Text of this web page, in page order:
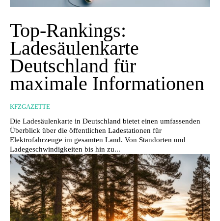
Top-Rankings:
Ladesäulenkarte
Deutschland für
maximale Informationen
KFZGAZETTE
Die Ladesäulenkarte in Deutschland bietet einen umfassenden
Überblick über die öffentlichen Ladestationen für
Elektrofahrzeuge im gesamten Land. Von Standorten und
Ladegeschwindigkeiten bis hin zu...